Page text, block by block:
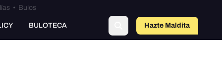
• Bulos
BULOTECA Hazte Maldita